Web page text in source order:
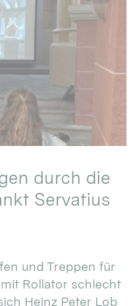
durch die
Servatius
und Treppen für
Rollator schlecht
Heinz Peter Lob